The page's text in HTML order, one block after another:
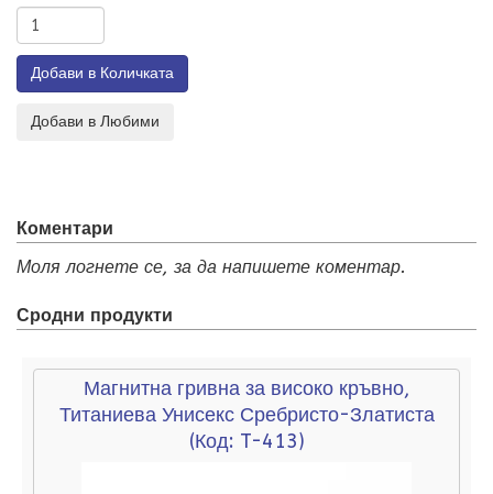
Коментари
Моля логнете се, за да напишете коментар.
Сродни продукти
Магнитна гривна за високо кръвно,
Титаниева Унисекс Сребристо-Златиста
(Код: T-413)